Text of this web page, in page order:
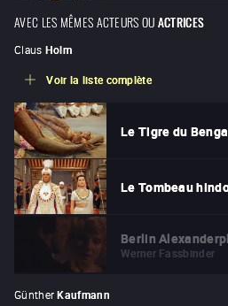
AVEC LES MÊMES ACTEURS OUACTRICES
Claus Holm
Voir la liste complète
Le Tigre du
Le Tombeau
Berlin
Werner Fassbinder
Günther Kaufmann